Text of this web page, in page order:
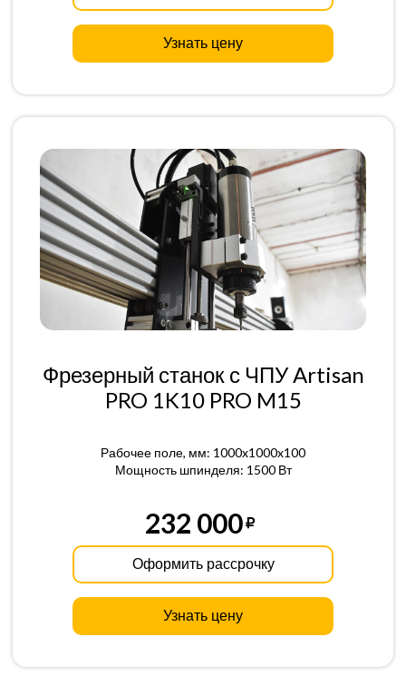
Узнать цену
Фрезерный станок с ЧПУ Artisan
PRO 1K10 PRO M15
Рабочее поле, мм: 1000x1000x100
Мощность шпинделя: 1500 Вт
232 000
Оформить рассрочку
Узнать цену